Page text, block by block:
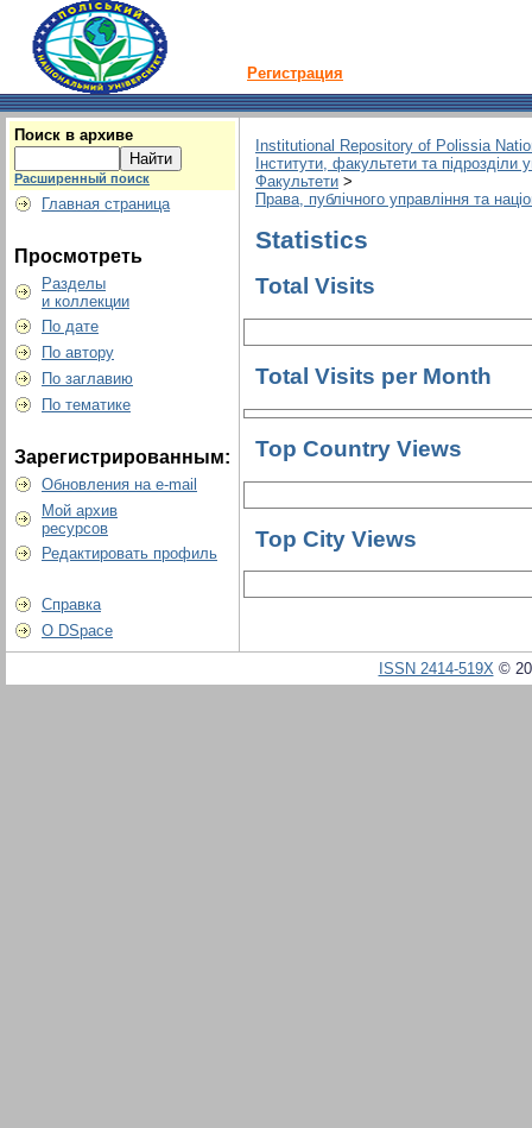
Регистрация
Поиск в архиве
Расширенный поиск
Главная страница
Просмотреть
Разделы
и коллекции
По дате
По автору
По заглавию
По тематике
Зарегистрированным:
Обновления на e-mail
Мой архив
ресурсов
Редактировать профиль
Справка
О DSpace
Institutional Repository of Polissia
Інститути, факультети та підрозділи
Факультети >
Права, публічного управління та
Statistics
Total Visits
Total Visits per Month
Top Country Views
Top City Views
ISSN 2414-519X©